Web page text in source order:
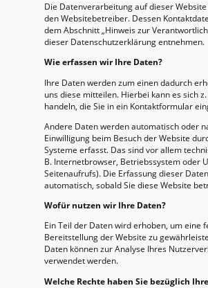
Die Datenverarbeitung auf dieser
den Websitebetreiber. Dessen
dem Abschnitt „Hinweis zur
dieser Datenschutzerklärung entnehmen.
Wie erfassen wir Ihre Daten?
Ihre Daten werden zum einen dadurch
uns diese mitteilen. Hierbei kann es sich
handeln, die Sie in ein Kontaktformular
Andere Daten werden automatisch oder
Einwilligung beim Besuch der Website
Systeme erfasst. Das sind vor allem
B. Internetbrowser, Betriebssystem oder
Seitenaufrufs). Die Erfassung dieser
automatisch, sobald Sie diese Website
Wofür nutzen wir Ihre Daten?
Ein Teil der Daten wird erhoben, um eine
Bereitstellung der Website zu
Daten können zur Analyse Ihres
verwendet werden.
Welche Rechte haben Sie bezüglich